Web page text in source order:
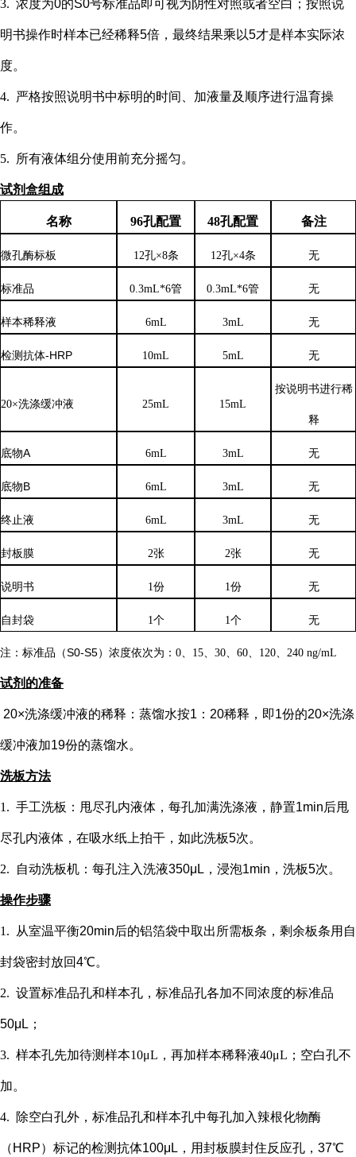
3. 浓度为0的S0号标准品即可视为阴性对照或者空白；按照说
明书操作时样本已经稀释5倍，最终结果乘以5才是样本实际浓
度。
4. 严格按照说明书中标明的时间、加液量及顺序进行温育操
作。
5. 所有液体组分使用前充分摇匀。
试剂盒组成
名称 96孔配置 48孔配置 备注
微孔酶标板 12孔×8条 12孔×4条 无
标准品 0.3mL*6管 0.3mL*6管 无
样本稀释液 6mL 3mL 无
检测抗体-HRP 10mL 5mL 无
20×洗涤缓冲液 25mL 15mL
按说明书进行稀
释
底物A 6mL 3mL 无
底物B 6mL 3mL 无
终止液 6mL 3mL 无
封板膜 2张 2张 无
说明书 1份 1份 无
自封袋 1个 1个 无
注：标准品（S0-S5）浓度依次为： 0、15、30、60、120、240 ng/mL
试剂的准备
20×洗涤缓冲液的稀释：蒸馏水按1：20稀释，即1份的20×洗涤
缓冲液加19份的蒸馏水。
洗板方法
1. 手工洗板：甩尽孔内液体，每孔加满洗涤液，静置1min后甩
尽孔内液体，在吸水纸上拍干，如此洗板5次。
2. 自动洗板机：每孔注入洗液350μL，浸泡1min，洗板5次。
操作步骤
1. 从室温平衡20min后的铝箔袋中取出所需板条，剩余板条用自
封袋密封放回4℃。
2. 设置标准品孔和样本孔 ，标准品孔各加不同浓度的标准品
50μL；
3. 样本孔先加待测样本10μL，再加样本稀释液40μL； 空白孔不
加。
4. 除空白孔外， 标准品孔和样本孔中每孔加入辣根化物酶
（ HRP）标记的检测抗体100μL，用封板膜封住反应孔，37℃